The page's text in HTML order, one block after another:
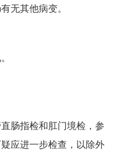
无其他病变。
肠指检和肛门境检，参
应进一步检查，以除外